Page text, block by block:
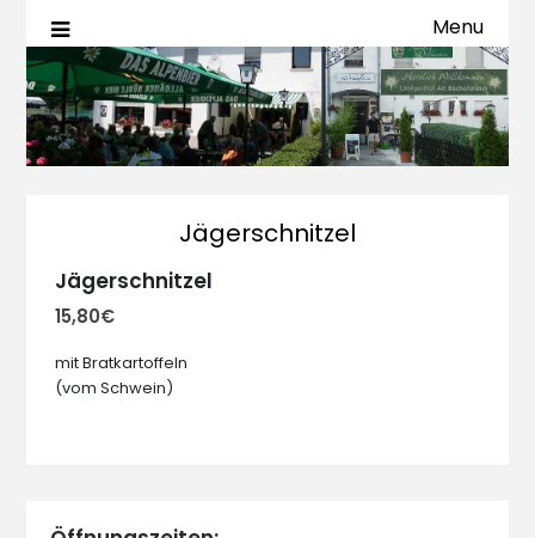
Landgasthof Alt-
Familie Peter See Menu
Jägerschnitzel
Jägerschnitzel
15,80€
mit Bratkartoffeln
(vom Schwein)